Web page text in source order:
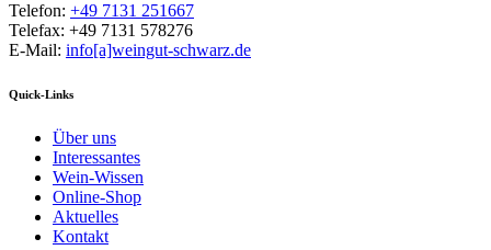
Telefon: +49 7131 251667
Telefax: +49 7131 578276
E-Mail: info[a]weingut-schwarz.de
Quick-Links
Über uns
Interessantes
Wein-Wissen
Online-Shop
Aktuelles
Kontakt